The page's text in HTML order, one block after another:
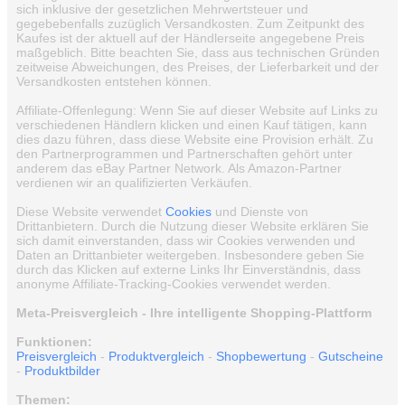
sich inklusive der gesetzlichen Mehrwertsteuer und
gegebebenfalls zuzüglich Versandkosten. Zum Zeitpunkt des
Kaufes ist der aktuell auf der Händlerseite angegebene Preis
maßgeblich. Bitte beachten Sie, dass aus technischen Gründen
zeitweise Abweichungen, des Preises, der Lieferbarkeit und der
Versandkosten entstehen können.
Affiliate-Offenlegung: Wenn Sie auf dieser Website auf Links zu
verschiedenen Händlern klicken und einen Kauf tätigen, kann
dies dazu führen, dass diese Website eine Provision erhält. Zu
den Partnerprogrammen und Partnerschaften gehört unter
anderem das eBay Partner Network. Als Amazon-Partner
verdienen wir an qualifizierten Verkäufen.
Diese Website verwendet Cookies und Dienste von
Drittanbietern. Durch die Nutzung dieser Website erklären Sie
sich damit einverstanden, dass wir Cookies verwenden und
Daten an Drittanbieter weitergeben. Insbesondere geben Sie
durch das Klicken auf externe Links Ihr Einverständnis, dass
anonyme Affiliate-Tracking-Cookies verwendet werden.
Meta-Preisvergleich - Ihre intelligente Shopping-Plattform
Funktionen:
Preisvergleich - Produktvergleich - Shopbewertung - Gutscheine
- Produktbilder
Themen: